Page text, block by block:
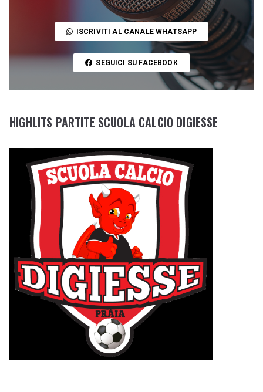
ISCRIVITI AL CANALE WHATSAPP
SEGUICI SU FACEBOOK
HIGHLITS PARTITE SCUOLA CALCIO DIGIESSE